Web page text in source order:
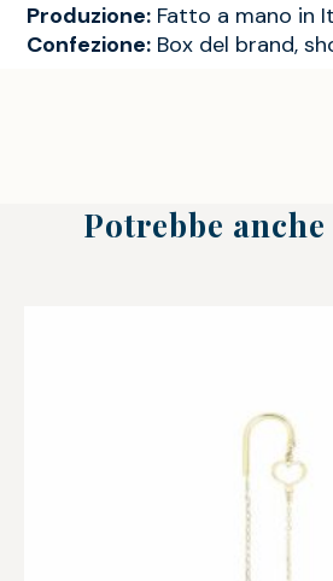
Produzione: Fatto a mano in
Confezione: Box del brand,
Potrebbe